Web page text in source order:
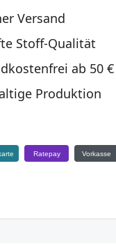
Versand
Stoff-Qualität
ab 50 €
Produktion
Ratepay Vorkasse